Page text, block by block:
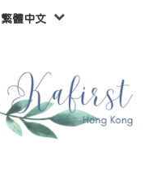
繁體中文